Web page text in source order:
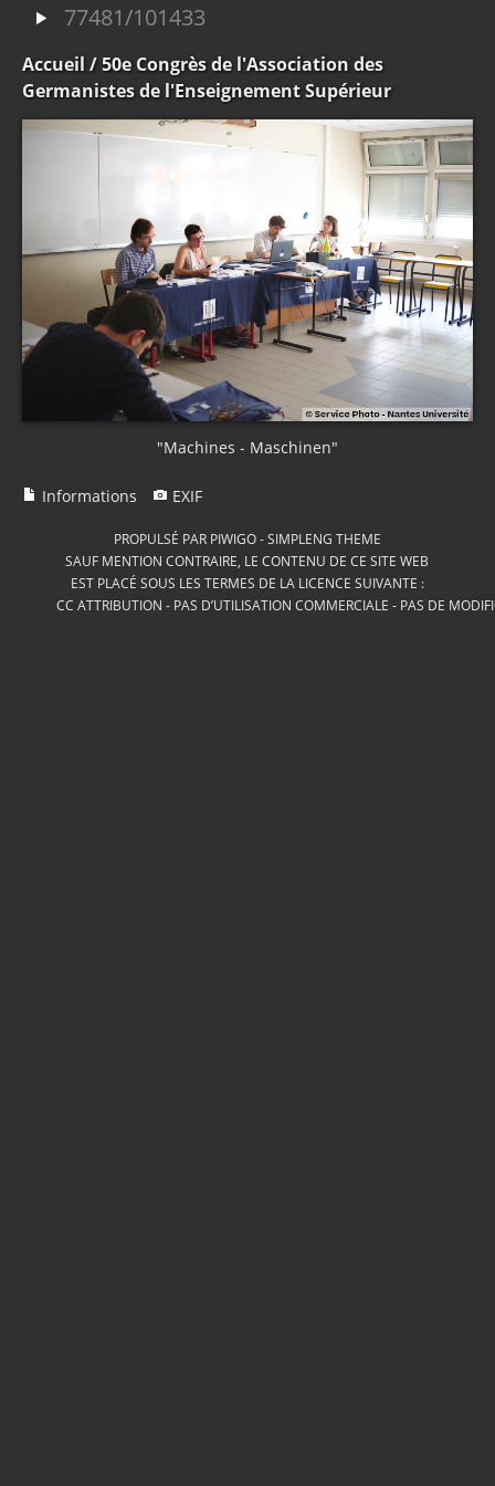
77481/101433
Accueil / 50e Congrès de l'Association des
Germanistes de l'Enseignement Supérieur
"Machines - Maschinen"
Informations EXIF
PROPULSÉ PAR PIWIGO-SIMPLENG THEME
SAUF MENTION CONTRAIRE, LE CONTENU DE CE SITE WEB
EST PLACÉ SOUS LES TERMES DE LA LICENCE SUIVANTE :
CC ATTRIBUTION - PAS D’UTILISATION COMMERCIALE - PAS DE